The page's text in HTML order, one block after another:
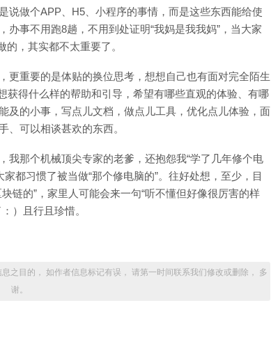
说做个APP、H5、小程序的事情，而是这些东西能给使
事不用跑8趟，不用到处证明“我妈是我我妈”，当大家
，其实都不太重要了。
更重要的是体贴的换位思考，想想自己也有面对完全陌生
获得什么样的帮助和引导，希望有哪些直观的体验、有哪
及的小事，写点儿文档，做点儿工具，优化点儿体验，面
、可以相谈甚欢的东西。
我那个机械顶尖专家的老爹，还抱怨我“学了几年修个电
都习惯了被当做“那个修电脑的”。往好处想，至少，目
链的”，家里人可能会来一句“听不懂但好像很厉害的样
）且行且珍惜。
之目的， 如作者信息标记有误， 请第一时间联系我们修改或删除， 多
谢。